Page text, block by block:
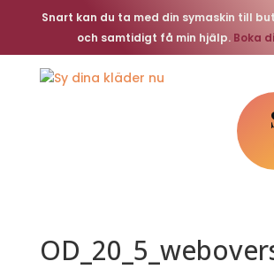
Snart kan du ta med din symaskin till
och samtidigt få min hjälp. Boka